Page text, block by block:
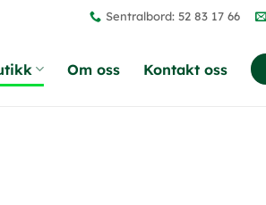
Sentralbord: 52 83 17 66
Om oss Kontakt oss